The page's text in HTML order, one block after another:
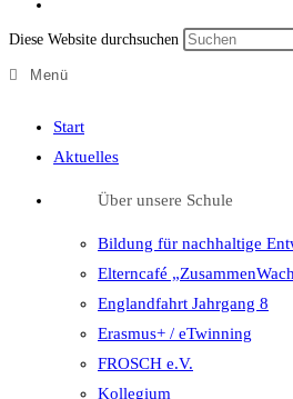
Diese Website durchsuchen
Menü
Start
Aktuelles
Über unsere Schule
Bildung für nachhaltige
Elterncafé
Englandfahrt Jahrgang 8
Erasmus+ / eTwinning
FROSCH e.V.
Kollegium